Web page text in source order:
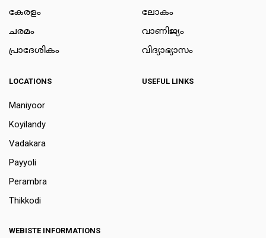
കേരളം
ചരമം
പ്രാദേശികം
ലോകം
വാണിജ്യം
വിദ്യാഭ്യാസം
LOCATIONS
Maniyoor
Koyilandy
Vadakara
Payyoli
Perambra
Thikkodi
USEFUL LINKS
WEBISTE INFORMATIONS